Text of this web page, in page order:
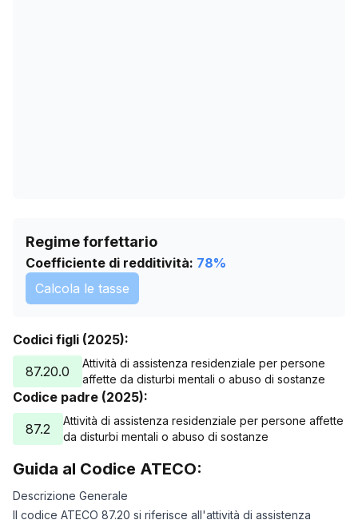
Regime forfettario
Coefficiente di redditività: 78%
Calcola le tasse
Codici figli (2025):
87.20.0
Attività di assistenza residenziale per persone
affette da disturbi mentali o abuso di sostanze
Codice padre (2025):
87.2
Attività di assistenza residenziale per persone affette
da disturbi mentali o abuso di sostanze
Guida al Codice ATECO:
Descrizione Generale
Il codice ATECO 87.20 si riferisce all'attività di assistenza